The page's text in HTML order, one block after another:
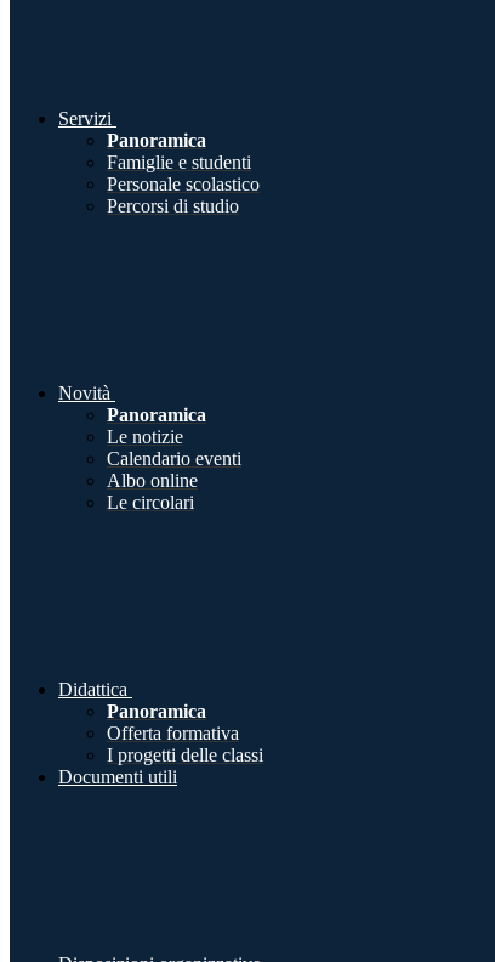
Servizi
Panoramica
Famiglie e studenti
Personale scolastico
Percorsi di studio
Novità
Panoramica
Le notizie
Calendario eventi
Albo online
Le circolari
Didattica
Panoramica
Offerta formativa
I progetti delle classi
Documenti utili